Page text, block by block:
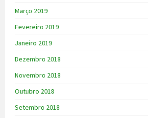
Março 2019
Fevereiro 2019
Janeiro 2019
Dezembro 2018
Novembro 2018
Outubro 2018
Setembro 2018